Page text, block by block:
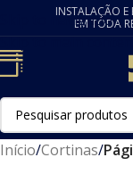
Skip to navigation
Skip to main
INSTALAÇÃO E
EM TODA
Início/Cortinas/